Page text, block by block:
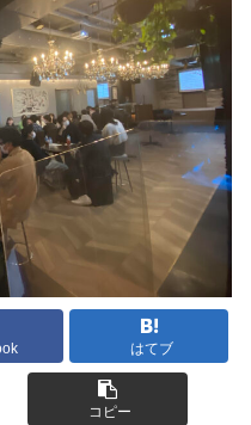
はてブ
コピー